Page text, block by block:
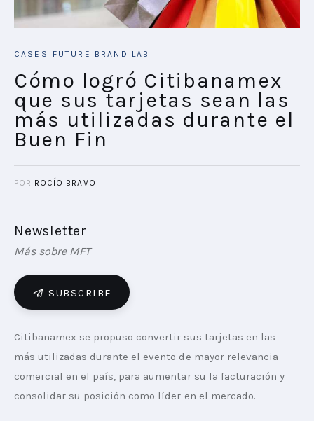
CASES FUTURE BRAND LAB
Cómo logró Citibanamex
que sus tarjetas sean las
más utilizadas durante el
Buen Fin
POR ROCÍO BRAVO
Newsletter
Más sobre MFT
SUBSCRIBE
Citibanamex se propuso convertir sus tarjetas en las
más utilizadas durante el evento de mayor relevancia
comercial en el país, para aumentar su la facturación y
consolidar su posición como líder en el mercado.